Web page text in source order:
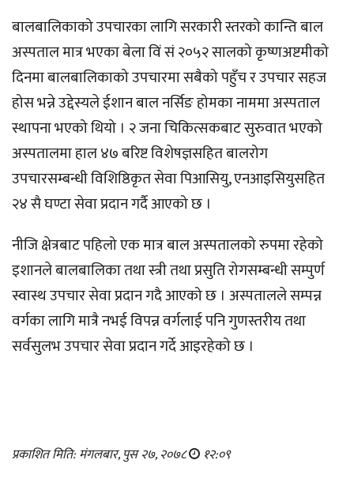
बालबालिकाको उपचारका लागि सरकारी स्तरको कान्ति बाल
अस्पताल मात्र भएका बेला विं सं २०५२ सालको कृष्णअष्टमीको
दिनमा बालबालिकाको उपचारमा सबैको पहुँच र उपचार सहज
होस भन्ने उद्देस्यले ईशान बाल नर्सिङ होमका नाममा अस्पताल
स्थापना भएको थियो । २ जना चिकित्सकबाट सुरुवात भएको
अस्पतालमा हाल ४७ बरिष्ट विशेषज्ञसहित बालरोग
उपचारसम्बन्धी विशिष्ठिकृत सेवा पिआसियु, एनआइसियुसहित
२४ सै घण्टा सेवा प्रदान गर्दै आएको छ ।
नीजि क्षेत्रबाट पहिलो एक मात्र बाल अस्पतालको रुपमा रहेको
इशानले बालबालिका तथा स्त्री तथा प्रसुति रोगसम्बन्धी सम्पुर्ण
स्वास्थ उपचार सेवा प्रदान गदै आएको छ । अस्पतालले सम्पन्न
वर्गका लागि मात्रै नभई विपन्न वर्गलाई पनि गुणस्तरीय तथा
सर्वसुलभ उपचार सेवा प्रदान गर्दे आइरहेको छ ।
प्रकाशित मिति: मंगलबार, पुस २७, २०७८ १२:०९